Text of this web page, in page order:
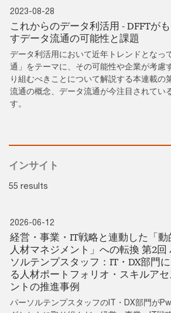
2023-08-28
これからのデータ利活用 - DFFTが
すデータ流通の可能性と課題
データ利活用において近年トレンドとなっ
通」をテーマに、その可能性や企業が考慮
り組むべきことについて解説する本連載の
流通の概念、データ流通が今注目されてい
す。
インサイト
55 results
2026-06-12
経営・事業・IT戦略と連動した「動
人材マネジメント」への転換 第2回
ソルテンプスタッフ：IT・DX部門
る人材ポートフォリオ・スキルアセ
ントの推進事例
パーソルテンプスタッフのIT・DX部門が